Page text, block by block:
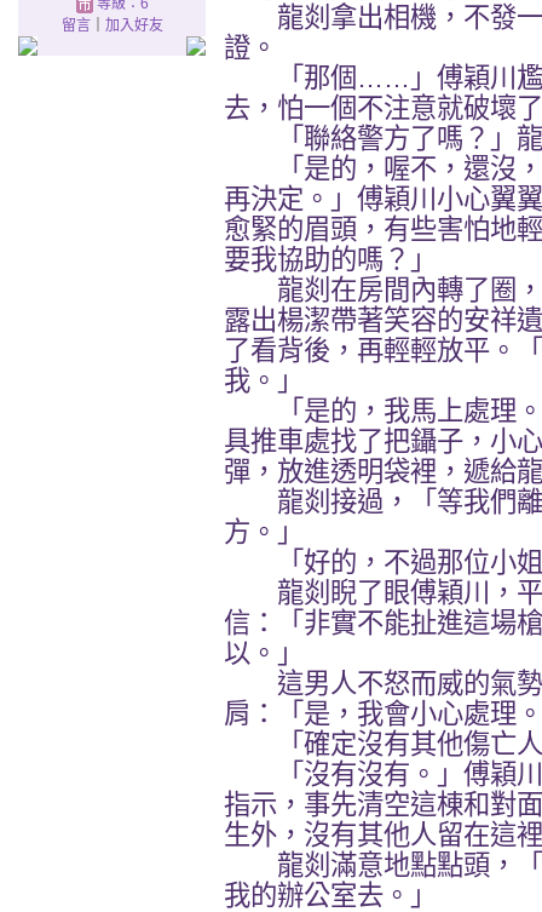
等級：6
留言｜ 加入好友
龍剡拿出相機，不發一
證。
「那個……」傅穎川尷
去，怕一個不注意就破壞
「聯絡警方了嗎？」龍
「是的，喔不，還沒，
再決定。」傅穎川小心翼
愈緊的眉頭，有些害怕地
要我協助的嗎？」
龍剡在房間內轉了圈，
露出楊潔帶著笑容的安祥
了看背後，再輕輕放平。
我。」
「是的，我馬上處理。
具推車處找了把鑷子，小
彈，放進透明袋裡，遞給
龍剡接過，「等我們離
方。」
「好的，不過那位小姐
龍剡睨了眼傅穎川，平
信：「非實不能扯進這場
以。」
這男人不怒而威的氣勢
肩：「是，我會小心處理
「確定沒有其他傷亡人
「沒有沒有。」傅穎川
指示，事先清空這棟和對
生外，沒有其他人留在這
龍剡滿意地點點頭，「
我的辦公室去。」